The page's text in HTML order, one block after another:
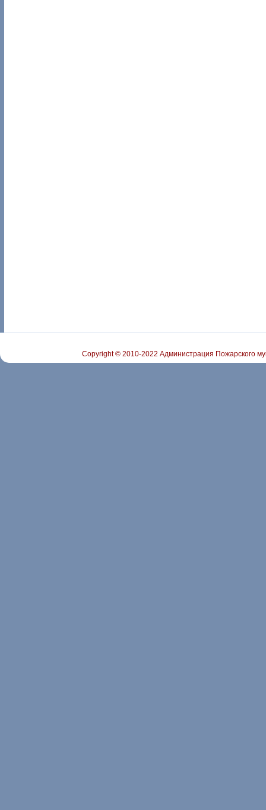
Copyright © 2010-2022 Администрация Пожарского